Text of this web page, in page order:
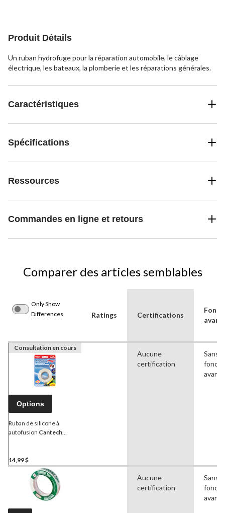
Produit Détails
Un ruban hydrofuge pour la réparation automobile, le câblage
électrique, les bateaux, la plomberie et les réparations générales.
Caractéristiques
Spécifications
Ressources
Commandes en ligne et retours
Comparer des articles semblables
Only Show
Differences
Ratings Certifications
Consultation en cours
Options
Ruban de silicone à
autofusion Cantech
plomberie, blanc, 1 po x 10
pi
14,99 $
Aucune
certification
Sans
Aucune
certification
Sans